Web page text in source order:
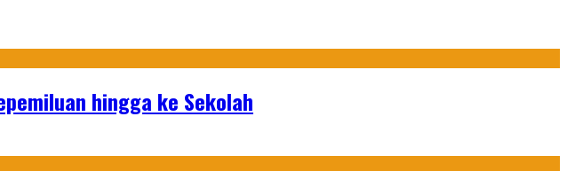
hingga ke Sekolah